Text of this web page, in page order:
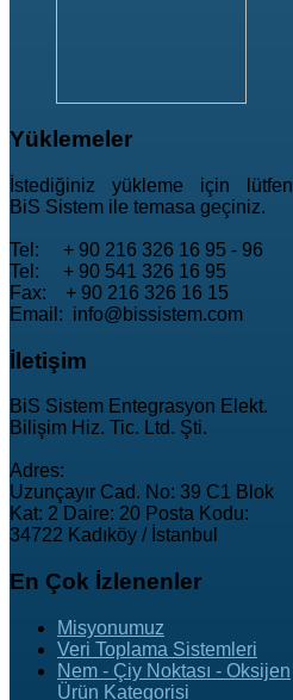
Yüklemeler
İstediğiniz yükleme için lütfen
BiS Sistem ile temasa geçiniz.
Tel: + 90 216 326 16 95 - 96
Tel: + 90 541 326 16 95
Fax: + 90 216 326 16 15
Email: info@bissistem.com
İletişim
BiS Sistem Entegrasyon Elekt.
Bilişim Hiz. Tic. Ltd. Şti.
Adres:
Uzunçayır Cad. No: 39 C1 Blok
Kat: 2 Daire: 20 Posta Kodu:
34722 Kadıköy / İstanbul
En Çok İzlenenler
Misyonumuz
Veri Toplama Sistemleri
Nem - Çiy Noktası - Oksijen
Ürün Kategorisi